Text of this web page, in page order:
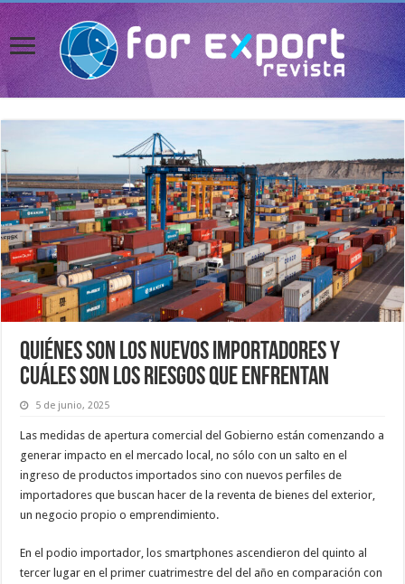
Quiénes son los nuevos importadores y
cuáles son los riesgos que enfrentan
5 de junio, 2025
Las medidas de apertura comercial del Gobierno están comenzando a
generar impacto en el mercado local, no sólo con un salto en el
ingreso de productos importados sino con nuevos perfiles de
importadores que buscan hacer de la reventa de bienes del exterior,
un negocio propio o emprendimiento.
En el podio importador, los smartphones ascendieron del quinto al
tercer lugar en el primer cuatrimestre del del año en comparación con